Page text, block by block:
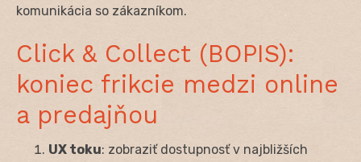
komunikácia so zákazníkom.
Click & Collect (BOPIS):
koniec frikcie medzi online
a predajňou
UX toku: zobraziť dostupnosť v najbližších